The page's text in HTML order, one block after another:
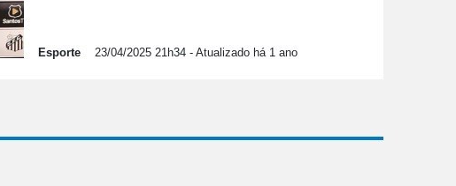
Esporte 23/04/2025 21h34 - Atualizado há 1 ano